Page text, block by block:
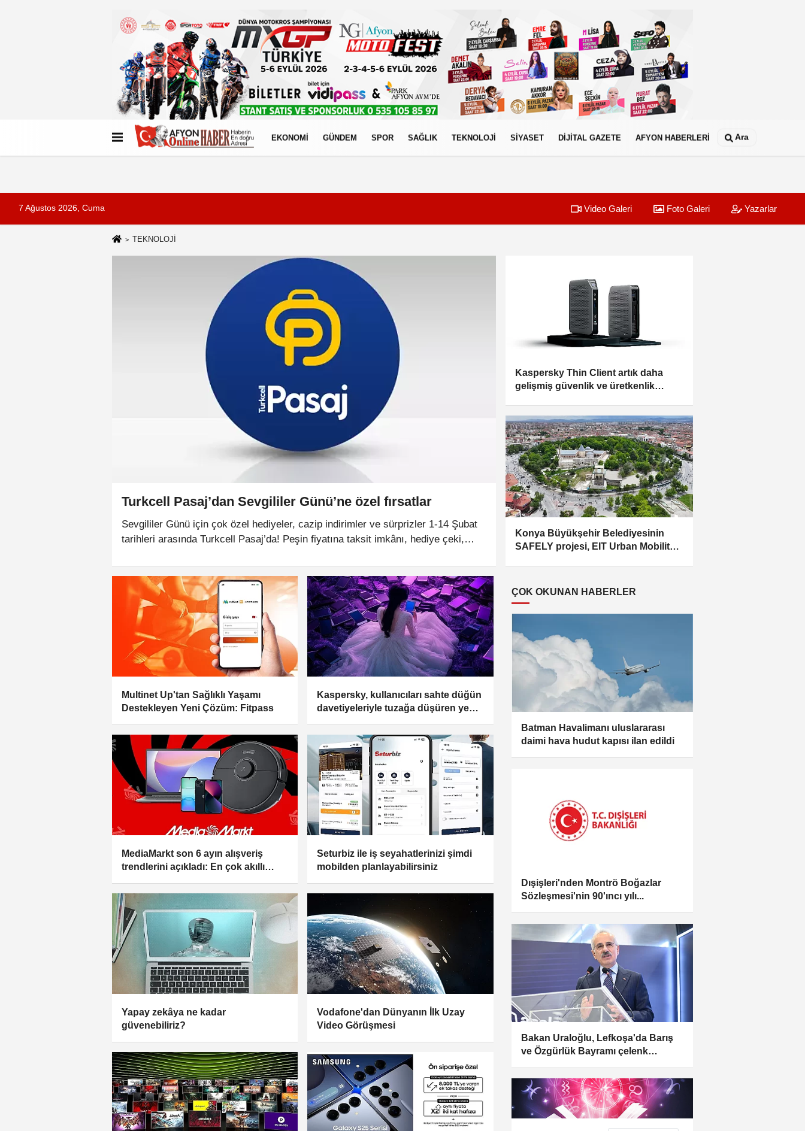
Künye İletişim Çerez Politikası
EKONOMİ GÜNDEM SPOR SAĞLIK TEKNOLOJİ SİYASET DİJİTAL GAZETE AFYON HABERLERİ Ara
7 Ağustos 2026, Cuma Video Galeri Foto Galeri Yazarlar
TEKNOLOJİ
Turkcell Pasaj’dan Sevgililer Günü’ne özel fırsatlar
Sevgililer Günü için çok özel hediyeler, cazip indirimler ve sürprizler 1-14 Şubat
tarihleri arasında Turkcell Pasaj’da! Peşin fiyatına taksit imkânı, hediye çeki,
hediyesine duygusal bir dokunuş katmak isteyenleri de akrostiş şiir sürprizi
bekliyor.
Kaspersky Thin Client artık daha
gelişmiş güvenlik ve üretkenlik
Konya Büyükşehir Belediyesinin
SAFELY projesi, EIT Urban Mobility
Multinet Up'tan Sağlıklı Yaşamı
Destekleyen Yeni Çözüm: Fitpass
Kaspersky, kullanıcıları sahte düğün
davetiyeleriyle tuzağa düşüren yeni
MediaMarkt son 6 ayın alışveriş
trendlerini açıkladı: En çok akıllı
Seturbiz ile iş seyahatlerinizi şimdi
mobilden planlayabilirsiniz
Yapay zekâya ne kadar
güvenebiliriz?
Vodafone'dan Dünyanın İlk Uzay
Video Görüşmesi
ÇOK OKUNAN HABERLER
Batman Havalimanı uluslararası
daimi hava hudut kapısı ilan edildi
Dışişleri'nden Montrö Boğazlar
Sözleşmesi'nin 90'ıncı yılı...
Bakan Uraloğlu, Lefkoşa'da Barış
ve Özgürlük Bayramı çelenk